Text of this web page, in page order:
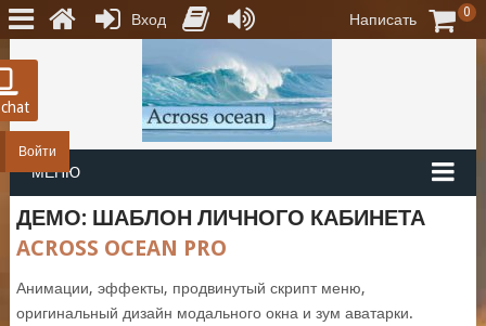
Войти
МЕНЮ
ДЕМО: ШАБЛОН ЛИЧНОГО КАБИНЕТА
ACROSS OCEAN PRO
Анимации, эффекты, продвинутый скрипт меню,
оригинальный дизайн модального окна и зум аватарки.
Вход Написать 0